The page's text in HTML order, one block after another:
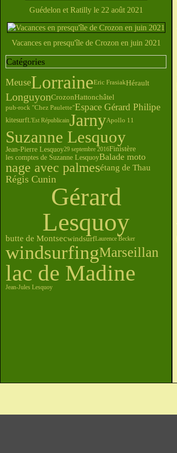
Guédelon et Ratilly le 22 août 2021
Vacances en presqu'île de Crozon en juin 2021
Catégories
MeuseLorraineEric FrasiakHérault
LonguyonCrozonHattonchâtel
pub-rock "Chez Paulette"Espace Gérard Philipe
kitesurfL'Est RépublicainJarnyApollo 11
Suzanne Lesquoy
Jean-Pierre Lesquoy29 septembre 2016Finistère
les comptes de Suzanne LesquoyBalade moto
nage avec palmesétang de Thau
Régis Cunin
Gérard
Lesquoy
butte de MontsecwindsurfLaurence Becker
windsurfingMarseillan
lac de Madine
Jean-Jules Lesquoy